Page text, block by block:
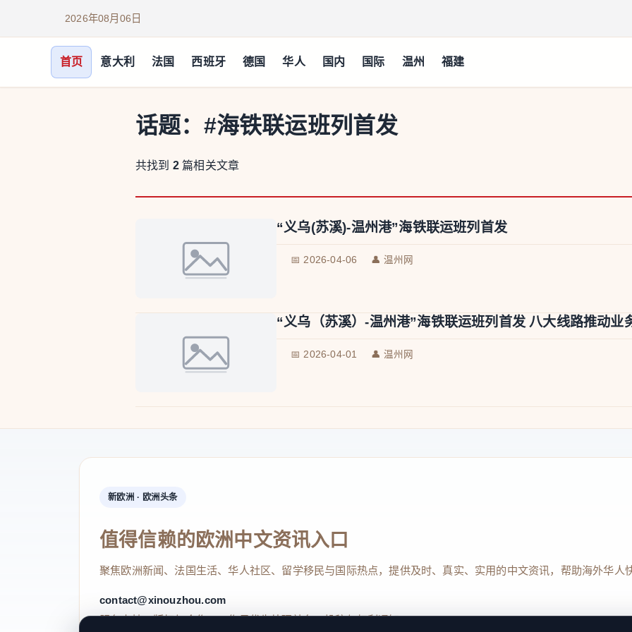
2026年08月06日
首页 意大利 法国 西班牙 德国 华人 国内 国际 温州 福建
话题： #海铁联运班列首发
共找到 2 篇相关文章
“义乌(苏溪)-温州港”海铁联运班列首发
📅 2026-04-06 👤 温州网
“义乌（苏溪）-温州港”海铁联运班列首发 八大线路推动业
📅 2026-04-01 👤 温州网
新欧洲 · 欧洲头条
值得信赖的欧洲中文资讯入口
聚焦欧洲新闻、法国生活、华人社区、留学移民与国际热点，提供及时、真实、实用的中文资讯，帮助海外华人
contact@xinouzhou.com
服务支持、版权与合作：工作日优先处理站务、投稿与权利通知